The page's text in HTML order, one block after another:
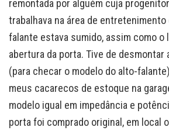
remontada por alguém cuja
trabalhava na área de
falante estava sumido, assim como o
abertura da porta. Tive de
(para checar o modelo do alto-
meus cacarecos de estoque na
modelo igual em impedância e
porta foi comprado original, em local